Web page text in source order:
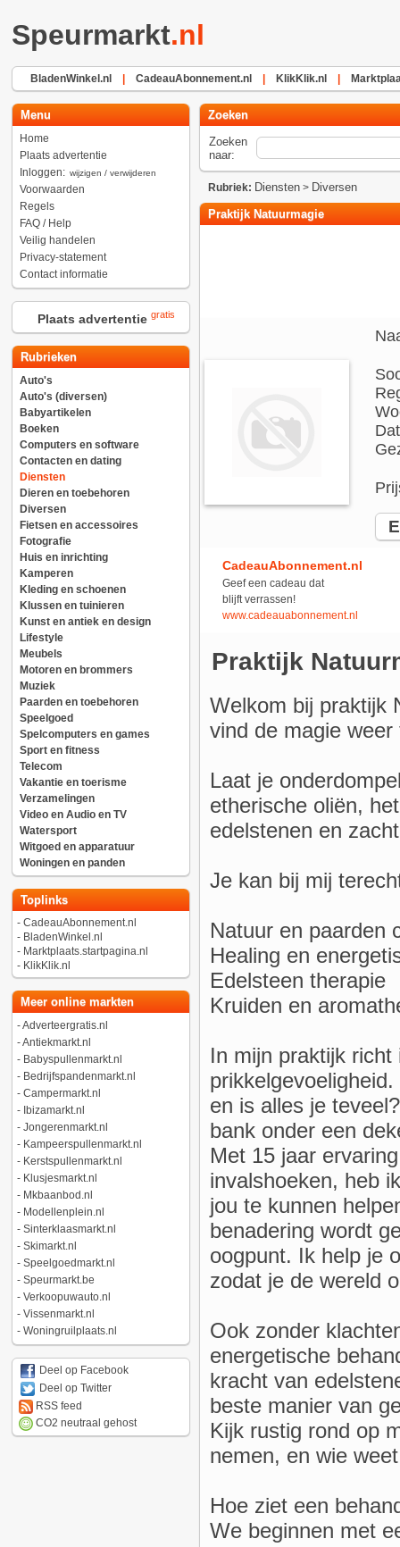
Speurmarkt.nl
BladenWinkel.nl CadeauAbonnement.nl KlikKlik.nl
Menu
Home
Plaats advertentie
Inloggen: wijzigen / verwijderen
Voorwaarden
Regels
FAQ / Help
Veilig handelen
Privacy-statement
Contact informatie
Plaats advertentie gratis
Rubrieken
Auto's
Auto's (diversen)
Babyartikelen
Boeken
Computers en software
Contacten en dating
Diensten
Dieren en toebehoren
Diversen
Fietsen en accessoires
Fotografie
Huis en inrichting
Kamperen
Kleding en schoenen
Klussen en tuinieren
Kunst en antiek en design
Lifestyle
Meubels
Motoren en brommers
Muziek
Paarden en toebehoren
Speelgoed
Spelcomputers en games
Sport en fitness
Telecom
Vakantie en toerisme
Verzamelingen
Video en Audio en TV
Watersport
Witgoed en apparatuur
Woningen en panden
Toplinks
- CadeauAbonnement.nl
- BladenWinkel.nl
- Marktplaats.startpagina.nl
- KlikKlik.nl
Meer online markten
-Adverteergratis.nl
-Antiekmarkt.nl
- Babyspullenmarkt.nl
- Bedrijfspandenmarkt.nl
- Campermarkt.nl
- Ibizamarkt.nl
- Jongerenmarkt.nl
- Kampeerspullenmarkt.nl
- Kerstspullenmarkt.nl
- Klusjesmarkt.nl
- Mkbaanbod.nl
- Modellenplein.nl
- Sinterklaasmarkt.nl
- Skimarkt.nl
- Speelgoedmarkt.nl
- Speurmarkt.be
- Verkoopuwauto.nl
- Vissenmarkt.nl
- Woningruilplaats.nl
Deel op Facebook
Deel op Twitter
RSS feed
CO2 neutraal gehost
Zoeken
Zoeken
naar:
Rubriek: Diensten> Diversen
Praktijk Natuurmagie
CadeauAbonnement.nl
Geef een cadeau dat
blijft verrassen!
www.cadeauabonnement.nl
Praktijk
Welkom bij praktijk
vind de magie
Laat je
etherische oliën,
edelstenen en
Je kan bij mij
Natuur en paarden
Healing en
Edelsteen therapie
Kruiden en
In mijn praktijk
en is alles je
bank onder een
Met 15 jaar
invalshoeken, heb
jou te kunnen
benadering wordt
oogpunt. Ik help je
zodat je de wereld
Ook zonder
energetische
kracht van
beste manier van
Kijk rustig rond op
nemen, en wie
Hoe ziet een
We beginnen met